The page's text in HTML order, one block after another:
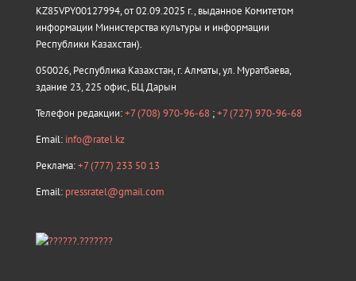
KZ85VPY00127994, от 02.09.2025 г., выданное Комитетом
информации Министерства культуры и информации
Республики Казахстан).
050026, Республика Казахстан, г. Алматы, ул. Муратбаева,
здание 23, 225 офис, БЦ Дарын
Телефон редакции:+7 (708) 970-96-68 ;+7 (727) 970-96-68
Email: info@ratel.kz
Реклама:+7 (777) 233 50 13
Email: pressratel@gmail.com